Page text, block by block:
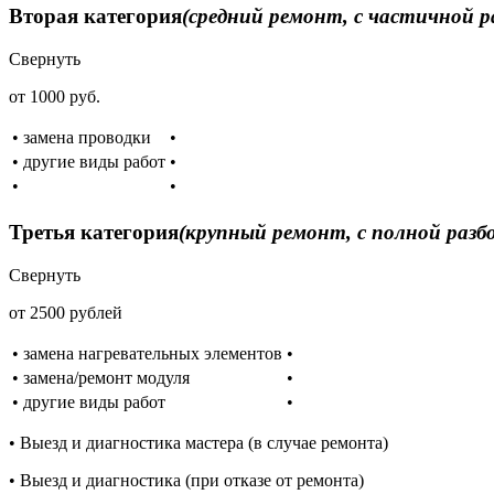
Вторая категория(средний ремонт, с частичной
Свернуть
от 1000 руб.
• замена проводки
•
• другие виды работ •
•
•
Третья категория(крупный ремонт, с полной
Свернуть
от 2500 рублей
• замена нагревательных элементов •
• замена/ремонт модуля
•
• другие виды работ
•
• Выезд и диагностика мастера (в случае ремонта)
• Выезд и диагностика (при отказе от ремонта)